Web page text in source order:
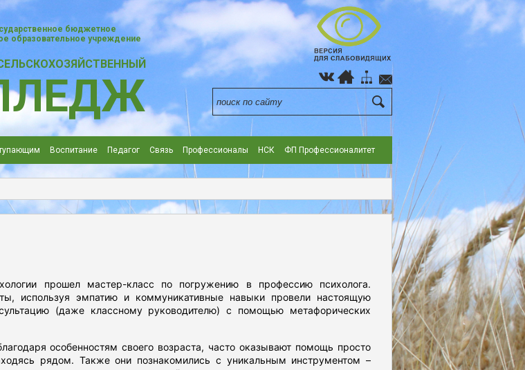
бюджетное
образовательное учреждение
Воспитание Педагог Cвязь Профессионалы НСК ФП Профессионалитет
прошел мастер-класс по погружению в профессию психолога.
используя эмпатию и коммуникативные навыки провели настоящую
(даже классному руководителю) с помощью метафорических
особенностям своего возраста, часто оказывают помощь просто
рядом. Также они познакомились с уникальным инструментом –